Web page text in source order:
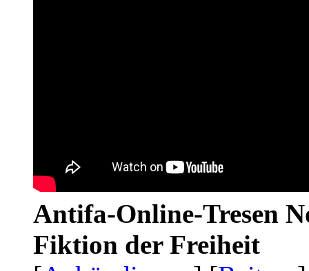
Antifa-Online-Tresen
Fiktion der Freiheit